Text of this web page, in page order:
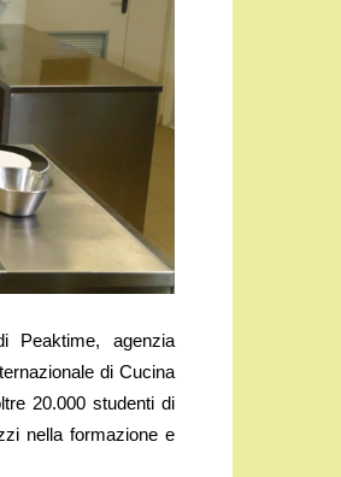
Peaktime, agenzia
di Cucina
20.000 studenti di
nella formazione e